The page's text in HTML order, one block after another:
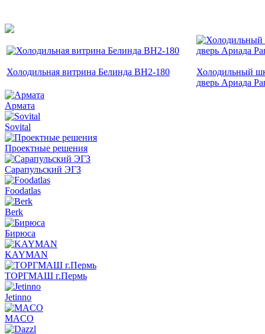
Холодильная витрина Белинда ВН2-180
Холодильный
дверь Ариада
Армата
Sovital
Проектные решения
Сарапульский ЭГЗ
Foodatlas
Berk
Бирюса
KAYMAN
ТОРГМАШ г.Пермь
Jetinno
MACO